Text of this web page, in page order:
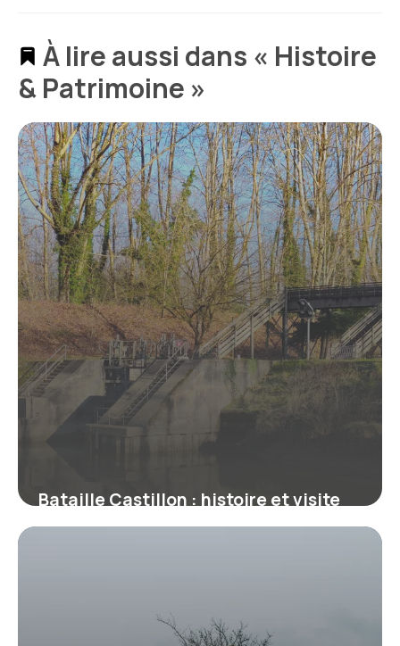
À lire aussi dans « Histoire
& Patrimoine »
Bataille Castillon : histoire et visite
2026